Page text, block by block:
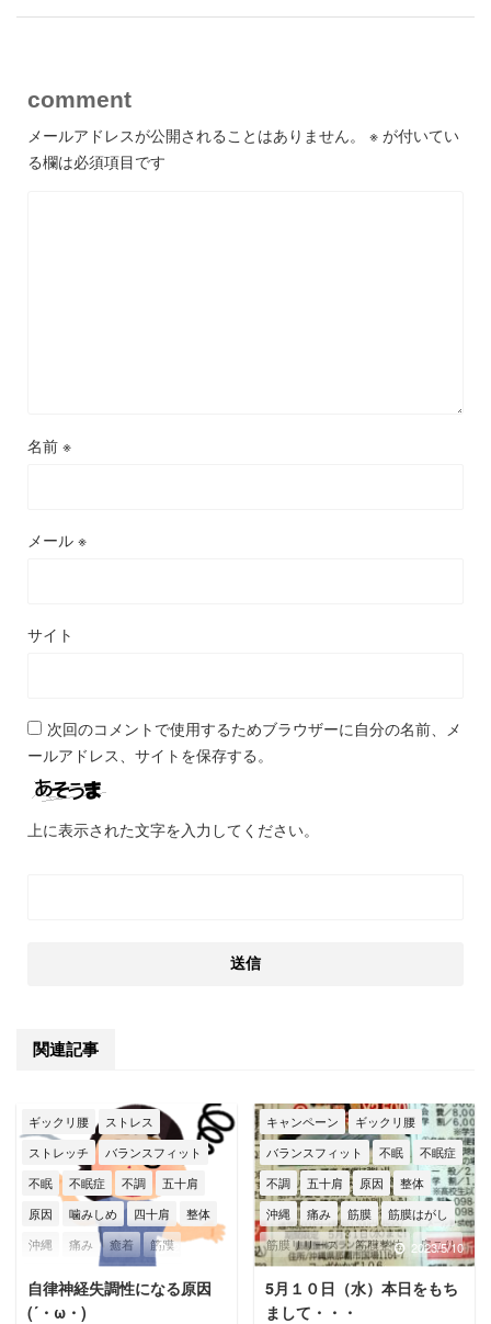
comment
メールアドレスが公開されることはありません。 ※ が付いてい
る欄は必須項目です
名前 ※
メール ※
サイト
次回のコメントで使用するためブラウザーに自分の名前、メ
ールアドレス、サイトを保存する。
上に表示された文字を入力してください。
関連記事
ギックリ腰
ストレス
ストレッチ
バランスフィット
不眠
不眠症 不調
五十肩
原因
噛みしめ 四十肩
整体
沖縄
痛み 癒着
筋膜
筋膜整体
2024/9/19
自律神経失調性になる原因
(´・ω・)
キャンペーン
ギックリ腰
バランスフィット
不眠
不眠症
不調
五十肩 原因
整体
沖縄
痛み 筋膜
筋膜はがし
筋膜リリース
筋膜整体
肩こり
自律神経失調症
2023/5/10
5月１０日（水）本日をもち
まして・・・